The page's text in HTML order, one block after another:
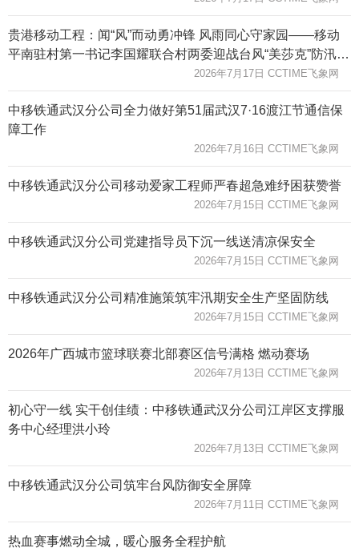
贵港移动工程：闻“风”而动勇冲锋 风雨同心守家园——移动
平南驻村第一书记李国耀联合村两委迎战台风“美莎克”防汛救
2026年7月17日 CCTIME飞象网
中移铁通武汉分公司全力做好第51届武汉7·16渡江节通信保
障工作
2026年7月16日 CCTIME飞象网
中移铁通武汉分公司移动爱家工程师严春超急难纾困获赞誉
2026年7月15日 CCTIME飞象网
中移铁通武汉分公司党建指导员下沉一线送清凉保安全
2026年7月15日 CCTIME飞象网
中移铁通武汉分公司精准施策筑牢汛期安全生产坚固防线
2026年7月15日 CCTIME飞象网
2026年广西城市篮球联赛北部赛区信号满格 燃动赛场
2026年7月13日 CCTIME飞象网
初心守一线 实干创佳绩：中移铁通武汉分公司江岸区支撑服
务中心经理洪小玲
2026年7月13日 CCTIME飞象网
中移铁通武汉分公司筑牢台风防御安全屏障
2026年7月11日 CCTIME飞象网
热血赛事燃动全城，暖心服务全程护航